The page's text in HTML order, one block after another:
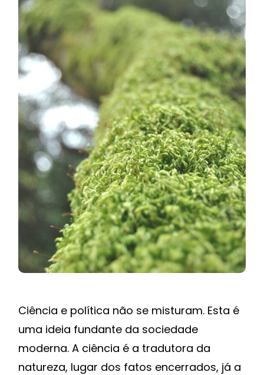
Ciência e política não se misturam. Esta é
uma ideia fundante da sociedade
moderna. A ciência é a tradutora da
natureza, lugar dos fatos encerrados, já a